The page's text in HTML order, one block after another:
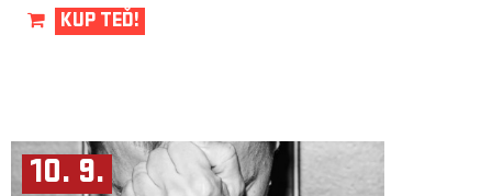
KUP TEĎ!
10. 9.